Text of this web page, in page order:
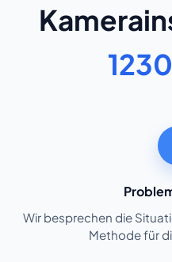
Wir besprechen die
Methode für